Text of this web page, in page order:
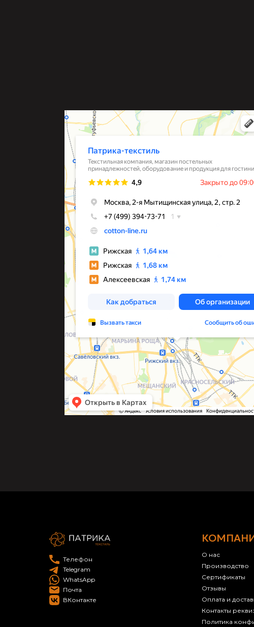
Телефон
Telegram
WhatsApp
Почта
ВКонтакте
О нас
Производство
Сертификаты
Отзывы
Оплата и
Контакты
Политика